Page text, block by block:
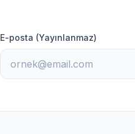
E-posta (Yayınlanmaz)